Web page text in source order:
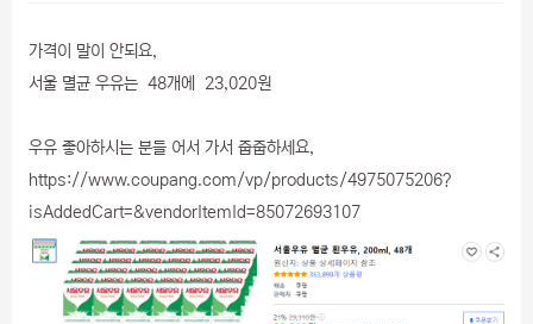
가격이 말이 안되요,
서울 멸균 우유는 48개에 23,020원
우유 좋아하시는 분들 어서 가서 줍줍하세요,
https://www.coupang.com/vp/products/4975075206?
isAddedCart=&vendorItemId=85072693107